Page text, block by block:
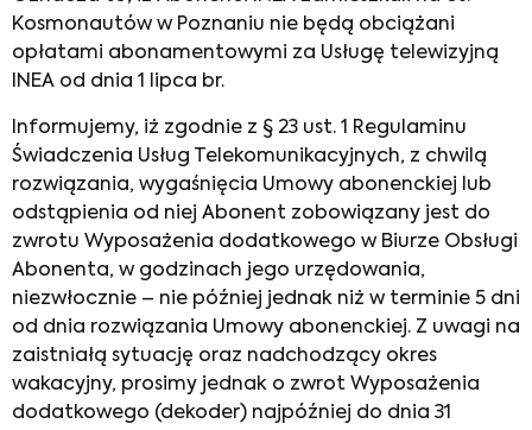
Kosmonautów w Poznaniu nie będą obciążani
opłatami abonamentowymi za Usługę telewizyjną
INEA od dnia 1 lipca br.
Informujemy, iż zgodnie z § 23 ust. 1 Regulaminu
Świadczenia Usług Telekomunikacyjnych, z chwilą
rozwiązania, wygaśnięcia Umowy abonenckiej lub
odstąpienia od niej Abonent zobowiązany jest do
zwrotu Wyposażenia dodatkowego w Biurze Obsługi
Abonenta, w godzinach jego urzędowania,
niezwłocznie – nie później jednak niż w terminie 5 dni
od dnia rozwiązania Umowy abonenckiej. Z uwagi na
zaistniałą sytuację oraz nadchodzący okres
wakacyjny, prosimy jednak o zwrot Wyposażenia
dodatkowego (dekoder) najpóźniej do dnia 31